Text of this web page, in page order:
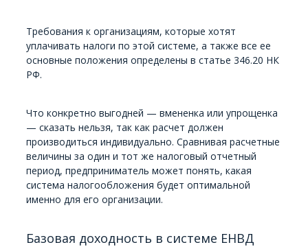
Требования к организациям, которые хотят
уплачивать налоги по этой системе, а также все ее
основные положения определены в статье 346.20 НК
РФ.
Что конкретно выгодней — вмененка или упрощенка
— сказать нельзя, так как расчет должен
производиться индивидуально. Сравнивая расчетные
величины за один и тот же налоговый отчетный
период, предприниматель может понять, какая
система налогообложения будет оптимальной
именно для его организации.
Базовая доходность в системе ЕНВД